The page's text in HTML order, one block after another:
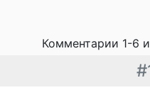
Комментарии 1-6